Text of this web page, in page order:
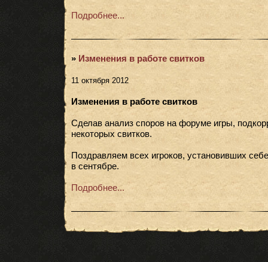
Подробнее...
» Изменения в работе свитков
11 октября 2012
Изменения в работе свитков
Сделав анализ споров на форуме игры,
некоторых свитков.
Поздравляем всех игроков, установивших
в сентябре.
Подробнее...